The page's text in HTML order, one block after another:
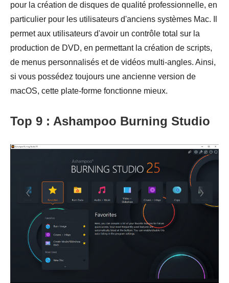
pour la création de disques de qualité professionnelle, en
particulier pour les utilisateurs d'anciens systèmes Mac. Il
permet aux utilisateurs d'avoir un contrôle total sur la
production de DVD, en permettant la création de scripts,
de menus personnalisés et de vidéos multi-angles. Ainsi,
si vous possédez toujours une ancienne version de
macOS, cette plate-forme fonctionne mieux.
Top 9 : Ashampoo Burning Studio